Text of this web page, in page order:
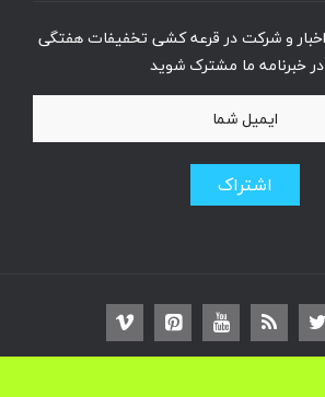
و شرکت در قرعه کشی تخفیفات هفتگی
خبرنامه ما مشترک شوید
اشتراک